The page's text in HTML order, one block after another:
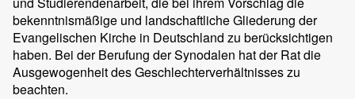
bekenntnismäßige und landschaftliche Gliederung der
Evangelischen Kirche in Deutschland zu berücksichtigen
haben. Bei der Berufung der Synodalen hat der Rat die
Ausgewogenheit des Geschlechterverhältnisses zu
beachten.